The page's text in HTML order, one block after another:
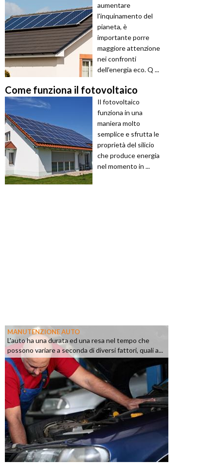
aumentare
l'inquinamento del
pianeta, è
importante porre
maggiore attenzione
nei confronti
dell'energia eco. Q ...
Come funziona il fotovoltaico
Il fotovoltaico
funziona in una
maniera molto
semplice e sfrutta le
proprietà del silicio
che produce energia
nel momento in ...
MANUTENZIONE AUTO
L'auto ha una durata ed una resa nel tempo che
possono variare a seconda di diversi fattori, quali a...